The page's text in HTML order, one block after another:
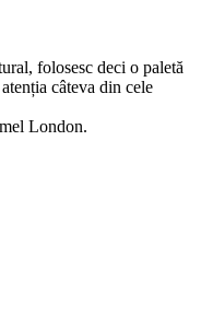
folosesc deci o paletă
câteva din cele
London.